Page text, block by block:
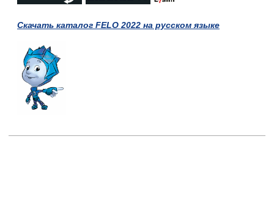
Скачать каталог FELO 2022 на русском языке